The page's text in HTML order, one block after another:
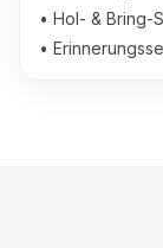
• Hol- & Bring-
•